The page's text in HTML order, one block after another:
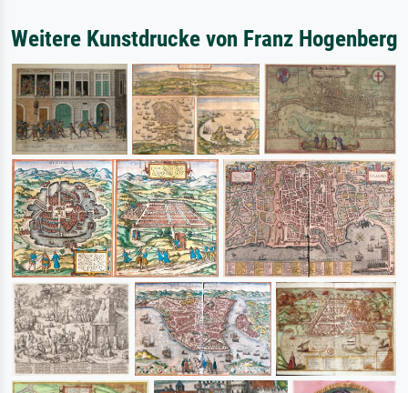
Weitere Kunstdrucke von Franz Hogenberg